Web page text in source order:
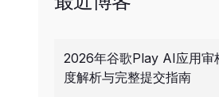
2026年谷歌Play AI应用审
度解析与完整提交指南